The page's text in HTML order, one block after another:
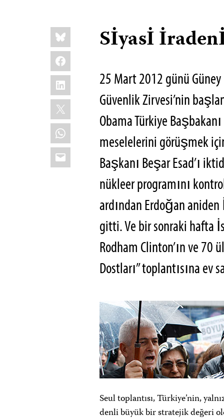
Share
this:
Bluesky
Facebook
LinkedIn
X
WhatsApp
Email
Sİyasİ
25 Mart 2012 günü
Güvenlik Zirvesi’nin
Obama Türkiye
meselelerini görüşmek
Başkanı Beşar Esad’ı
nükleer programını
ardından Erdoğan
gitti. Ve bir sonraki hafta
Rodham Clinton’ın ve 70
Dostları” toplantısına ev
Seul toplantısı, Türkiye’nin,
denli büyük bir stratejik değeri